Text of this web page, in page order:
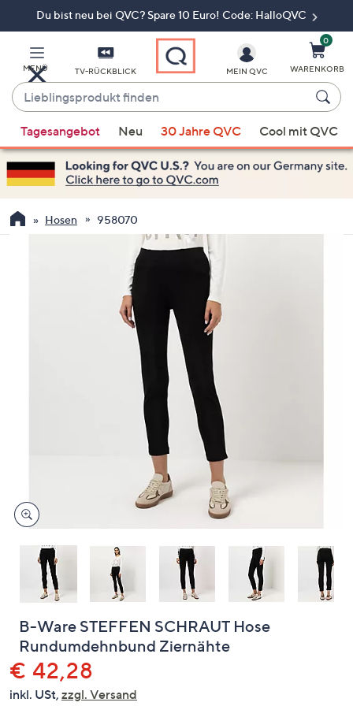
Du bist neu bei QVC? Spare 10 Euro! Code: HalloQVC
MENÜ TV-RÜCKBLICK
Lieblingsprodukt
finden
Vorschläge
verfügbar
sind,
verwenden
Sie
links
bzw.
diese
anzuzeigen.
MEIN QVC
0
WARENKORB
Tagesangebot Neu 30 Jahre QVC Cool mit QVC
Hosen 958070
B-Ware STEFFEN SCHRAUT Hose
Rundumdehnbund Ziernähte
Gelöscht
€ 42,28
inkl. USt, zzgl. Versand